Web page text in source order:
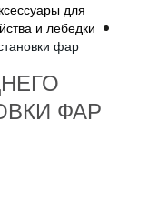
для
и лебедки
фар
ФАР